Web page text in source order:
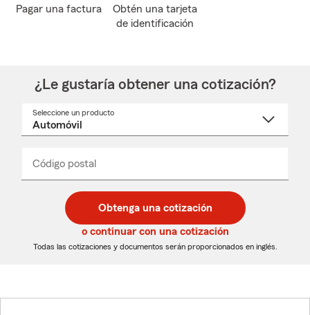
Pagar una factura
Obtén una tarjeta
de identificación
¿Le gustaría obtener una cotización?
Seleccione un producto
desplegable
Código postal
de
5
dígitos
de
5
dígitos
_____
Obtenga una cotización
o continuar con una cotización
Todas las cotizaciones y documentos serán proporcionados en inglés.